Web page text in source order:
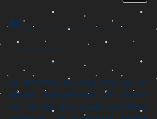
M...…………………………...
……………..
Le Marathon de Hong Kong qui se
déroule habituellement fin février
est l’un des plus grands marathons